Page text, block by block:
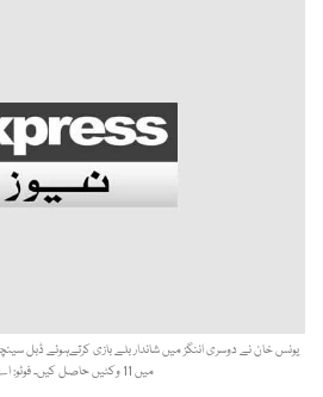
یونس خان نے دوسری اننگز میں شاندار بلے بازی کرتےہوئے ڈبل
میں 11 وکٹیں حاصل کیں۔ فوٹو: اے ایف پی